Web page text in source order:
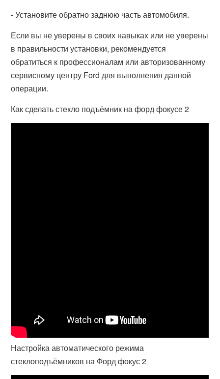
- Установите обратно заднюю часть автомобиля.
Если вы не уверены в своих навыках или не уверены
в правильности установки, рекомендуется
обратиться к профессионалам или авторизованному
сервисному центру Ford для выполнения данной
операции.
Как сделать стекло подъёмник на форд фокусе 2
Настройка автоматического режима
стеклоподъёмников на Форд фокус 2